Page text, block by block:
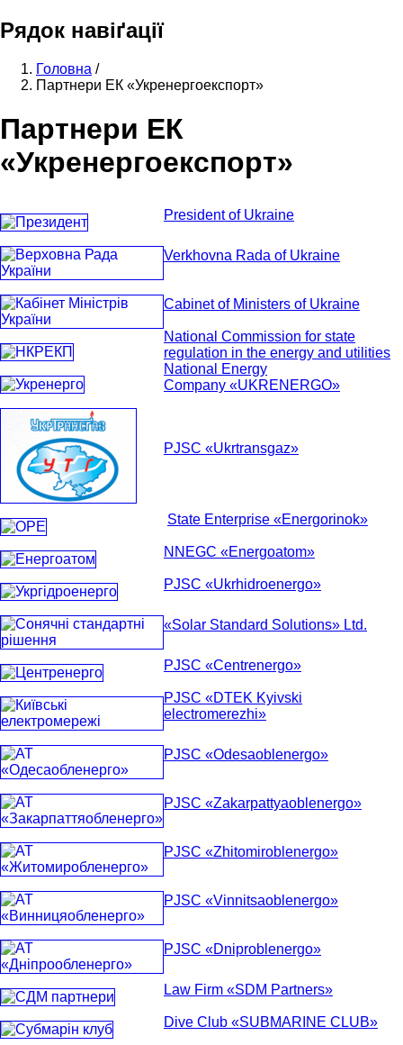
Рядок навіґації
Головна /
Партнери ЕК «Укренергоекспорт»
Партнери ЕК
«Укренергоекспорт»
President of Ukraine
Verkhovna Rada of Ukraine
Cabinet of Ministers of Ukraine
National Commission for state
regulation in the energy and utilities
National Energy
Company «UKRENERGO»
PJSC «Ukrtransgaz»
State Enterprise «Energorinok»
NNEGC «Energoatom»
PJSC «Ukrhidroenergo»
«Solar Standard Solutions» Ltd.
PJSC «Centrenergo»
PJSC «DTEK Kyivski
electromerezhi»
PJSC «Odesaoblenergo»
PJSC «Zakarpattyaoblenergo»
PJSC «Zhitomiroblenergo»
PJSC «Vinnitsaoblenergo»
PJSC «Dniproblenergo»
Law Firm «SDM Partners»
Dive Club «SUBMARINE CLUB»